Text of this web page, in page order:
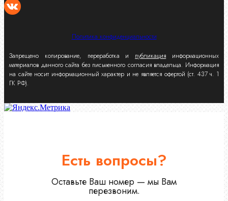
Политика конфиденциальности
Запрещено копирование, переработка и публикация информационных
материалов данного сайта без письменного согласия владельца. Информация
на сайте носит информационный характер и не является офертой (ст. 437 ч. 1
ГК РФ).
Есть вопросы?
Оставьте Ваш номер — мы Вам
перезвоним.